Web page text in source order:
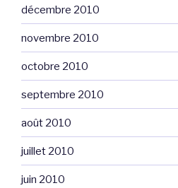
décembre 2010
novembre 2010
octobre 2010
septembre 2010
août 2010
juillet 2010
juin 2010